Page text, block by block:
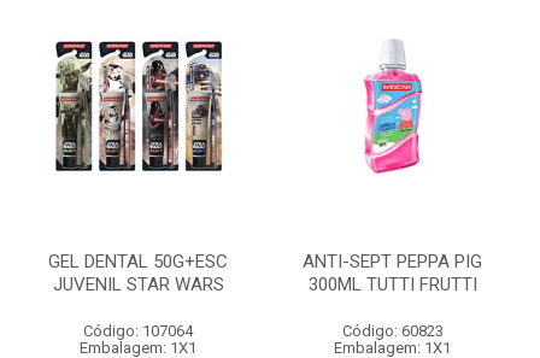
GEL DENTAL 50G+ESC
JUVENIL STAR WARS
Código: 107064
Embalagem: 1X1
ANTI-SEPT PEPPA PIG
300ML TUTTI FRUTTI
Código: 60823
Embalagem: 1X1